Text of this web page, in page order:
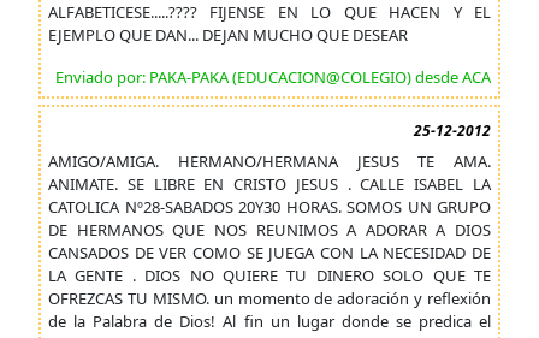
ALFABETICESE.....???? FIJENSE EN LO QUE HACEN Y EL
EJEMPLO QUE DAN... DEJAN MUCHO QUE DESEAR
Enviado por: PAKA-PAKA (EDUCACION@COLEGIO) desde ACA
25-12-2012
AMIGO/AMIGA. HERMANO/HERMANA JESUS TE AMA.
ANIMATE. SE LIBRE EN CRISTO JESUS . CALLE ISABEL LA
CATOLICA Nº28-SABADOS 20Y30 HORAS. SOMOS UN GRUPO
DE HERMANOS QUE NOS REUNIMOS A ADORAR A DIOS
CANSADOS DE VER COMO SE JUEGA CON LA NECESIDAD DE
LA GENTE . DIOS NO QUIERE TU DINERO SOLO QUE TE
OFREZCAS TU MISMO. un momento de adoración y reflexión
de la Palabra de Dios! Al fin un lugar donde se predica el